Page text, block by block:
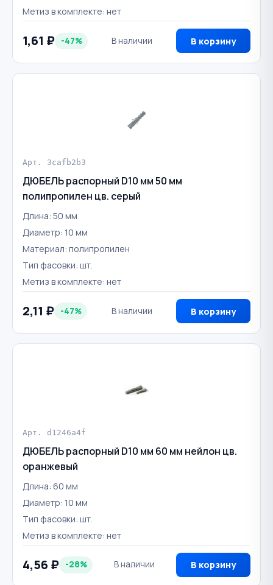
Метиз в комплекте: нет
1,61 ₽ -47% В наличии В корзину
Арт. 3cafb2b3
ДЮБЕЛЬ распорный D10 мм 50 мм
полипропилен цв. серый
Длина: 50 мм
Диаметр: 10 мм
Материал: полипропилен
Тип фасовки: шт.
Метиз в комплекте: нет
2,11 ₽ -47% В наличии В корзину
Арт. d1246a4f
ДЮБЕЛЬ распорный D10 мм 60 мм нейлон цв.
оранжевый
Длина: 60 мм
Диаметр: 10 мм
Тип фасовки: шт.
Метиз в комплекте: нет
4,56 ₽ -28% В наличии В корзину